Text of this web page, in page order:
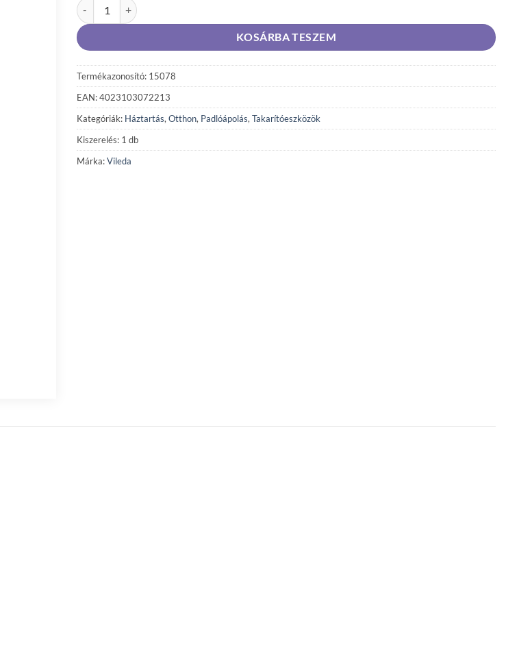
Vileda Supermocio 3 Action XL felmosófej mennyiség
KOSÁRBA TESZEM
Termékazonosító: 15078
EAN: 4023103072213
Kategóriák: Háztartás, Otthon, Padlóápolás, Takarítóeszközök
Kiszerelés: 1 db
Márka:Vileda